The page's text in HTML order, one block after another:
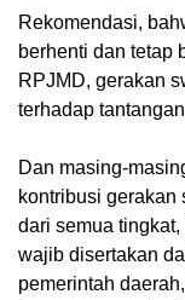
Rekomendasi,
berhenti dan tetap
RPJMD, gerakan
terhadap
Dan masing-
kontribusi gerakan
dari semua
wajib disertakan
pemerintah